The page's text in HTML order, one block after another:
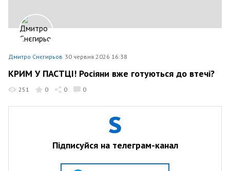
Дмитро Снєгирьов 30 червня 2026 16:38
КРИМ У ПАСТЦІ! Росіяни вже готуються до втечі?
251 0 0 0
Підписуйся на телеграм-канал